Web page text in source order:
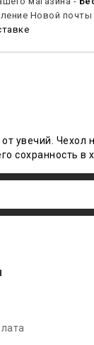
Новой почты
увечий.
сохранность в